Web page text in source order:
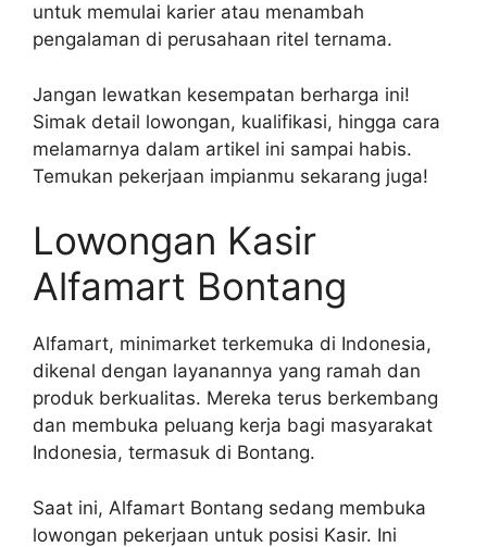
untuk memulai karier atau menambah
pengalaman di perusahaan ritel ternama.
Jangan lewatkan kesempatan berharga ini!
Simak detail lowongan, kualifikasi, hingga cara
melamarnya dalam artikel ini sampai habis.
Temukan pekerjaan impianmu sekarang juga!
Lowongan Kasir
Alfamart Bontang
Alfamart, minimarket terkemuka di Indonesia,
dikenal dengan layanannya yang ramah dan
produk berkualitas. Mereka terus berkembang
dan membuka peluang kerja bagi masyarakat
Indonesia, termasuk di Bontang.
Saat ini, Alfamart Bontang sedang membuka
lowongan pekerjaan untuk posisi Kasir. Ini